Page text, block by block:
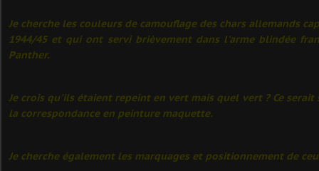
Je cherche les couleurs de camouflage des chars allemands
1944/45 et qui ont servi brièvement dans l'arme blindée
Panther.
Je crois qu'ils étaient repeint en vert mais quel vert ? Ce
la correspondance en peinture maquette.
Je cherche également les marquages et positionnement de